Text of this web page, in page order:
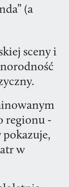
(a
sceny i
regionu -
w